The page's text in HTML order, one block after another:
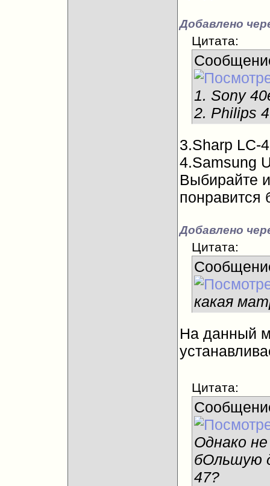
Добавлено
Цитата:
1. Sony
2. Philips
3.Sharp LC-
4.Samsung
Выбирайте
понравится
Добавлено
Цитата:
какая
На данный
Цитата:
Однако
бОльшую
47?